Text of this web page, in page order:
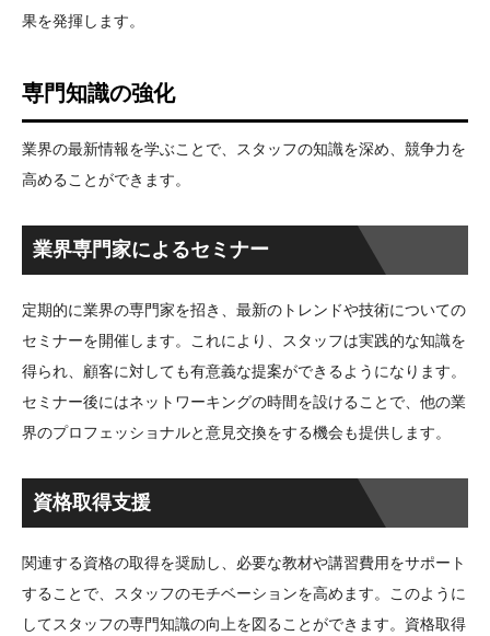
果を発揮します。
専門知識の強化
業界の最新情報を学ぶことで、スタッフの知識を深め、競争力を
高めることができます。
業界専門家によるセミナー
定期的に業界の専門家を招き、最新のトレンドや技術についての
セミナーを開催します。これにより、スタッフは実践的な知識を
得られ、顧客に対しても有意義な提案ができるようになります。
セミナー後にはネットワーキングの時間を設けることで、他の業
界のプロフェッショナルと意見交換をする機会も提供します。
資格取得支援
関連する資格の取得を奨励し、必要な教材や講習費用をサポート
することで、スタッフのモチベーションを高めます。このように
してスタッフの専門知識の向上を図ることができます。資格取得